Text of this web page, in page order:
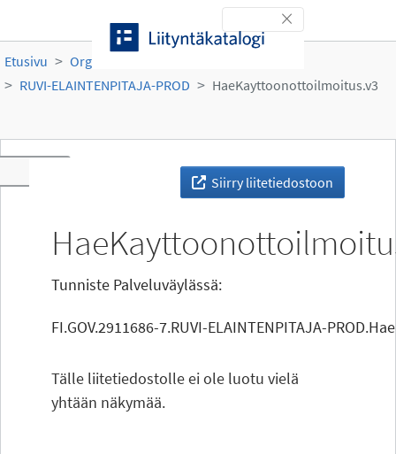
Toggle navigation
Etusivu Organisaatiot
RUVI-ELAINTENPITAJA-PROD
HaeKayttoonottoilmoitus.v3
Siirry liitetiedostoon
Tunniste Palveluväylässä:
FI.GOV.2911686-7.RUVI-ELAINTENPITAJA-
Tälle liitetiedostolle ei ole luotu vielä
yhtään näkymää.